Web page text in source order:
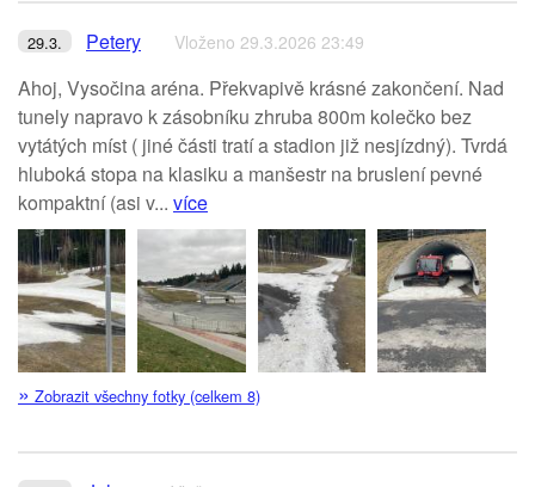
29.3. Petery Vloženo 29.3.2026 23:49
Ahoj, Vysočina aréna. Překvapivě krásné zakončení. Nad
tunely napravo k zásobníku zhruba 800m kolečko bez
vytátých míst ( jiné části tratí a stadion již nesjízdný). Tvrdá
hluboká stopa na klasiku a manšestr na bruslení pevné
kompaktní (asi v... více
» Zobrazit všechny fotky (celkem 8)